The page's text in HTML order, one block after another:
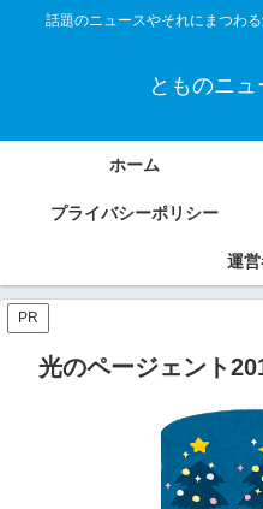
話題のニュースやそれにまつわ
とものニ
ホーム
プライバシーポリシー
運
PR
光のページェント